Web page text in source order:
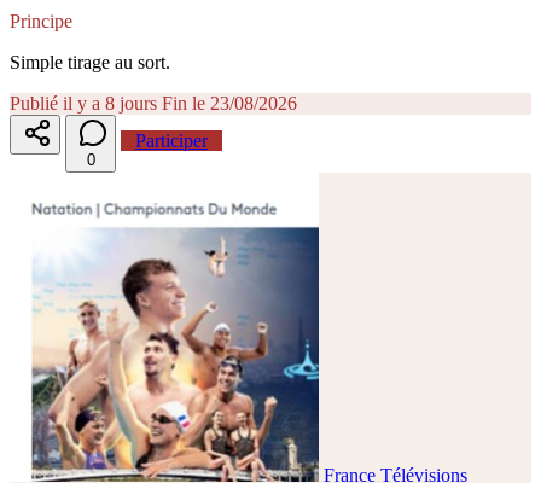
Principe
Simple tirage au sort.
Publié il y a 8 jours Fin le 23/08/2026
0
Participer
France Télévisions